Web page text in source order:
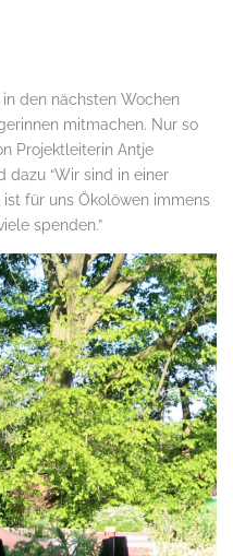
den nächsten Wochen
mitmachen. Nur so
Projektleiterin Antje
“Wir sind in einer
für uns Ökolöwen immens
spenden.”